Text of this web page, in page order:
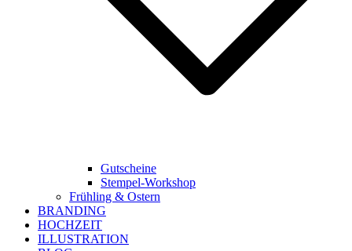
Gutscheine
Stempel-Workshop
Frühling & Ostern
BRANDING
HOCHZEIT
ILLUSTRATION